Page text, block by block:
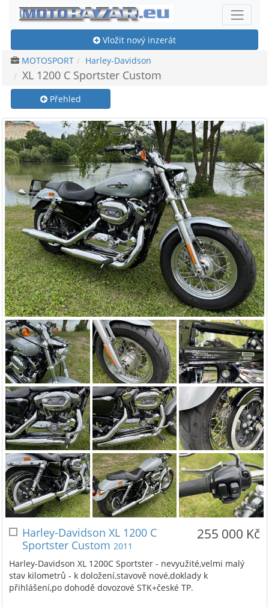
Vložit nový inzerát
MOTOSPORT
Harley-Davidson
XL 1200 C Sportster Custom
Přehled
255 000 Kč
Harley-Davidson XL 1200 C
Sportster Custom 2011
Harley-Davidson XL 1200C Sportster - nevyužité,velmi malý
stav kilometrů - k doložení,stavově nové,doklady k
přihlášení,po dohodě dovozové STK+české TP.